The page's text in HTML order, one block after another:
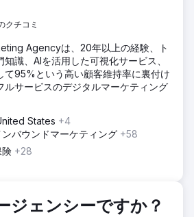
絞ったマーケティング キャンペーン
に重点を置きました。オーガニック検
能性を生み出す鍵でした。私たちは
、ユーザー エクスペリエンスと購入
した。
き、当社は 70,000 人のユーザーを
出をしており、月間収益は 162,318
収益は 126,000 人の訪問者から
した。12 月になると、その数字は急
クチコミ
Agencyは、20年以上の経験、ト
識、AIを活用した可視化サービス、
て95%という高い顧客維持率に裏付け
ルサービスのデジタルマーケティング
States +4
バウンドマーケティング +58
険 +28
ジェンシーですか？